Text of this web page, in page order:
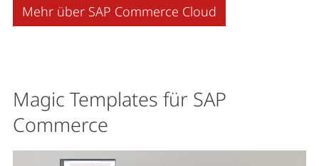
Mehr über SAP Commerce Cloud
Magic Templates für SAP
Commerce